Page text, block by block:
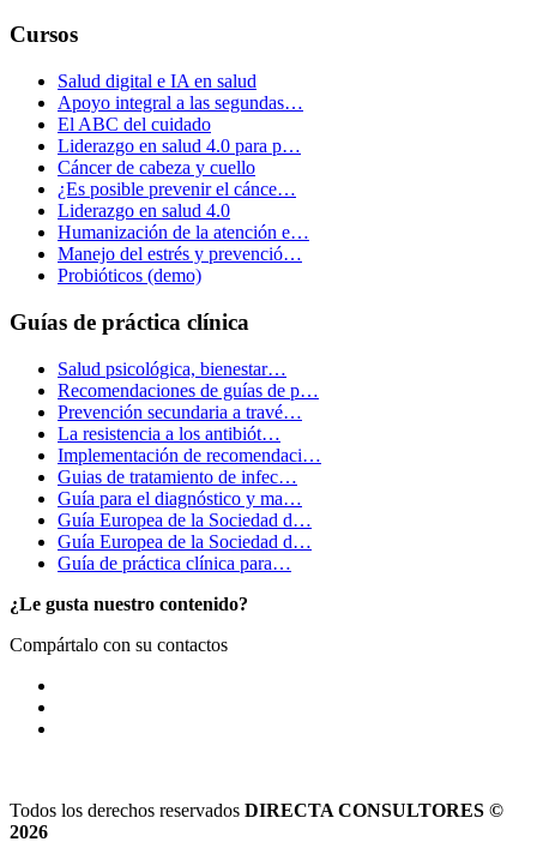
Cursos
Salud digital e IA en salud
Apoyo integral a las segundas…
El ABC del cuidado
Liderazgo en salud 4.0 para p…
Cáncer de cabeza y cuello
¿Es posible prevenir el cánce…
Liderazgo en salud 4.0
Humanización de la atención e…
Manejo del estrés y prevenció…
Probióticos (demo)
Guías de práctica clínica
Salud psicológica, bienestar…
Recomendaciones de guías de p…
Prevención secundaria a travé…
La resistencia a los antibiót…
Implementación de recomendaci…
Guias de tratamiento de infec…
Guía para el diagnóstico y ma…
Guía Europea de la Sociedad d…
Guía Europea de la Sociedad d…
Guía de práctica clínica para…
¿Le gusta nuestro contenido?
Compártalo con su contactos
Todos los derechos reservados DIRECTA CONSULTORES ©
2026